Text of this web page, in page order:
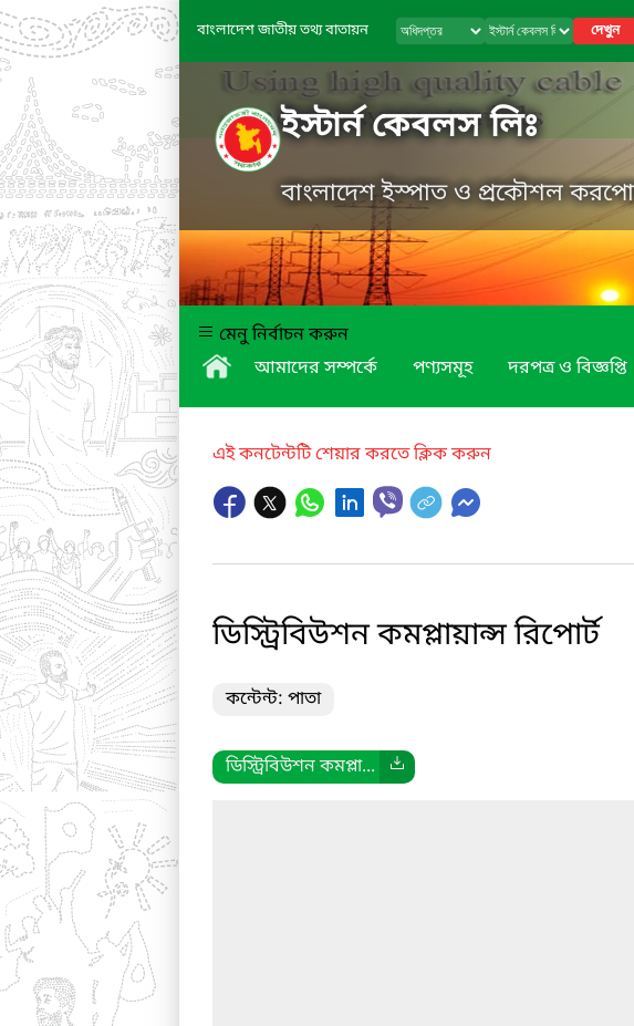
বাংলাদেশ জাতীয় তথ্য বাতায়ন দেখুন
ইস্টার্ন কেবলস লিঃ
বাংলাদেশ ইস্পাত ও প্রকৌশল
মেনু নির্বাচন করুন
আমাদের সম্পর্কে
পণ্যসমূহ দরপত্র ও বিজ্ঞপ্তি
এই কনটেন্টটি শেয়ার করতে ক্লিক করুন
ডিস্ট্রিবিউশন কমপ্লায়ান্স রিপোর্ট
কন্টেন্ট: পাতা
ডিস্ট্রিবিউশন কমপ্লা...